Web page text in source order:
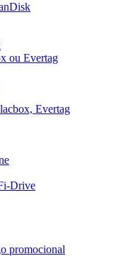
ou Evertag
Evertag
Drive
promocional